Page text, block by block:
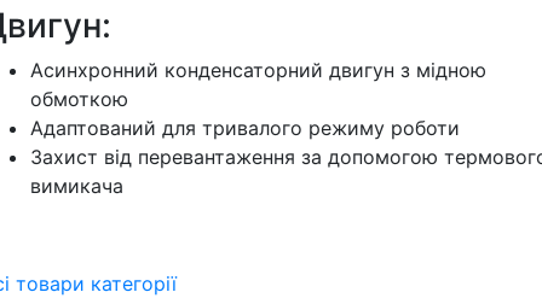
Асинхронний конденсаторний двигун з мідною
обмоткою
Адаптований для тривалого режиму роботи
Захист від перевантаження за допомогою
вимикача
товари категорії